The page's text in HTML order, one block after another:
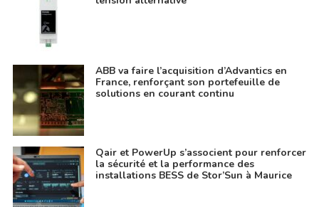
ABB va faire l’acquisition d’Advantics en
France, renforçant son portefeuille de
solutions en courant continu
Qair et PowerUp s’associent pour renforcer
la sécurité et la performance des
installations BESS de Stor’Sun à Maurice